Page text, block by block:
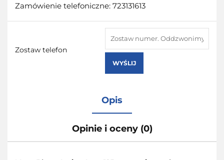
Zamówienie telefoniczne: 723131613
Zostaw telefon
WYŚLIJ
Opis
Opinie i oceny (0)